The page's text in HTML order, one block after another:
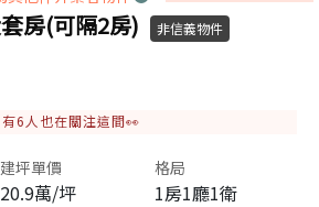
房(可隔2房) 非信義物件
有6 人也在關注這間👀
建坪單價
20.9萬/坪
格局
1房1廳1衛